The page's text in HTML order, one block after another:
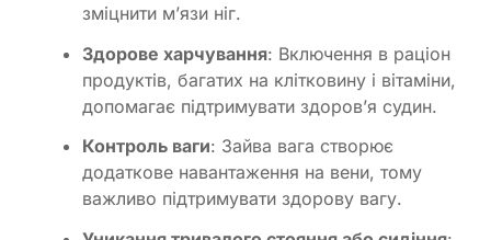
зміцнити м’язи ніг.
Здорове харчування: Включення в раціон
продуктів, багатих на клітковину і вітаміни,
допомагає підтримувати здоров’я судин.
Контроль ваги: Зайва вага створює
додаткове навантаження на вени, тому
важливо підтримувати здорову вагу.